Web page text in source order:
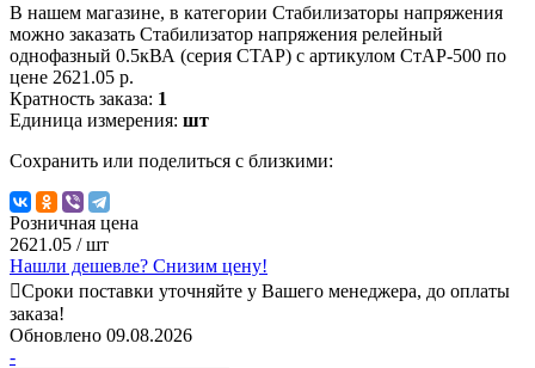
В нашем магазине, в категории Стабилизаторы напряжения
можно заказать Стабилизатор напряжения релейный
однофазный 0.5кВА (серия СТАР) с артикулом СтАР-500 по
цене 2621.05 р.
Кратность заказа: 1
Единица измерения: шт
Сохранить или поделиться с близкими:
Розничная цена
2621.05 / шт
Нашли дешевле? Снизим цену!
Сроки поставки уточняйте у Вашего менеджера, до оплаты
заказа!
Обновлено 09.08.2026
-